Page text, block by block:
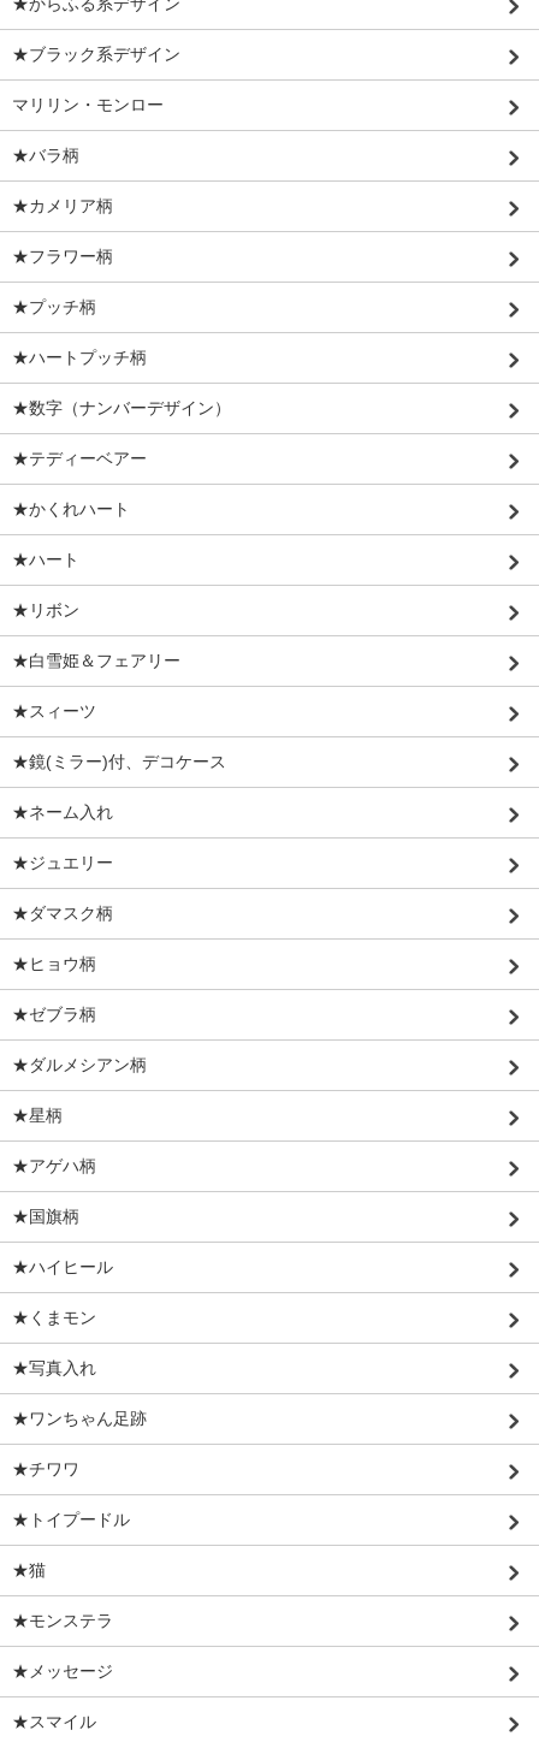
★からふる系デザイン
★ブラック系デザイン
マリリン・モンロー
★バラ柄
★カメリア柄
★フラワー柄
★プッチ柄
★ハートプッチ柄
★数字（ナンバーデザイン）
★テディーベアー
★かくれハート
★ハート
★リボン
★白雪姫＆フェアリー
★スィーツ
★鏡(ミラー)付、デコケース
★ネーム入れ
★ジュエリー
★ダマスク柄
★ヒョウ柄
★ゼブラ柄
★ダルメシアン柄
★星柄
★アゲハ柄
★国旗柄
★ハイヒール
★くまモン
★写真入れ
★ワンちゃん足跡
★チワワ
★トイプードル
★猫
★モンステラ
★メッセージ
★スマイル